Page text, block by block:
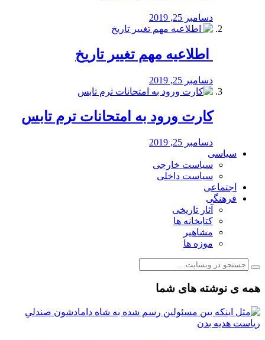
دسامبر 25, 2019
️ اطلاعیه مهم تغییر تاریخ
دسامبر 25, 2019
کارت ورود به امتحانات ترم تابس
دسامبر 25, 2019
سیاسی
سیاست خارجی
سیاست داخلی
اجتماعی
فرهنگی
آثار تاریخی
کتابخانه ها
مشاهیر
موزه ها
همه ی نوشته های شما